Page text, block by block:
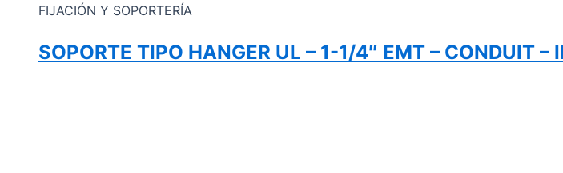
FIJACIÓN Y SOPORTERÍA
SOPORTE TIPO HANGER UL – 1-1/4″ EMT – CONDUIT –